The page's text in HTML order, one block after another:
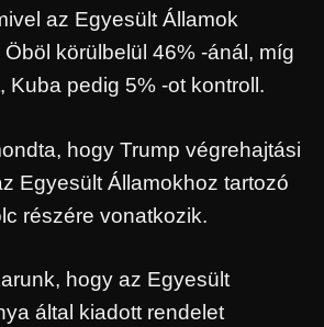
az Egyesült Államok
körülbelül 46% -ánál, míg
Kuba pedig 5% -ot kontroll.
hogy Trump végrehajtási
Egyesült Államokhoz tartozó
részére vonatkozik.
hogy az Egyesült
által kiadott rendelet